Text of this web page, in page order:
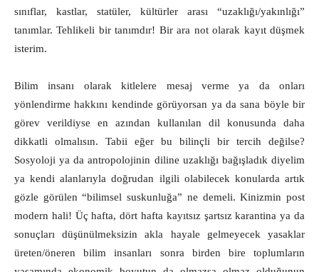
sınıflar, kastlar, statüler, kültürler arası “uzaklığı/yakınlığı”
tanımlar. Tehlikeli bir tanımdır! Bir ara not olarak kayıt düşmek
isterim.
Bilim insanı olarak kitlelere mesaj verme ya da onları
yönlendirme hakkını kendinde görüyorsan ya da sana böyle bir
görev verildiyse en azından kullanılan dil konusunda daha
dikkatli olmalısın. Tabii eğer bu bilinçli bir tercih değilse?
Sosyoloji ya da antropolojinin diline uzaklığı bağışladık diyelim
ya kendi alanlarıyla doğrudan ilgili olabilecek konularda artık
gözle görülen “bilimsel suskunluğa” ne demeli. Kinizmin post
modern hali! Üç hafta, dört hafta kayıtsız şartsız karantina ya da
sonuçları düşünülmeksizin akla hayale gelmeyecek yasaklar
üreten/öneren bilim insanları sonra birden bire toplumların